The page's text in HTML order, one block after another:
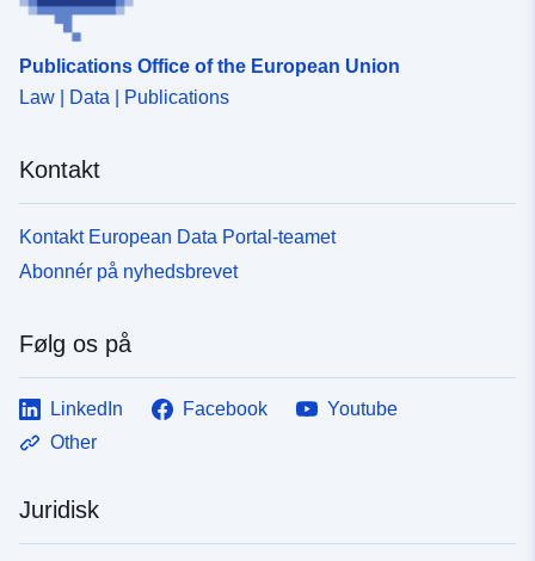
Publications Office of the European Union
Law | Data | Publications
Kontakt
Kontakt European Data Portal-teamet
Abonnér på nyhedsbrevet
Følg os på
LinkedIn Facebook
Youtube
Other
Juridisk